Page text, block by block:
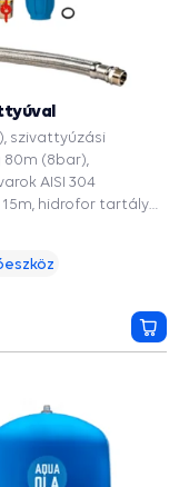
szivattyúzási
(8bar),
AISI 304
hidrofor tartály
a 110mm és